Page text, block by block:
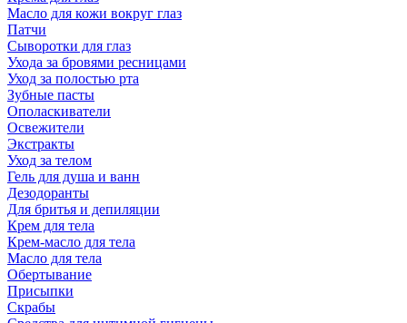
Масло для кожи вокруг глаз
Патчи
Сыворотки для глаз
Ухода за бровями ресницами
Уход за полостью рта
Зубные пасты
Ополаскиватели
Освежители
Экстракты
Уход за телом
Гель для душа и ванн
Дезодоранты
Для бритья и депиляции
Крем для тела
Крем-масло для тела
Масло для тела
Обертывание
Присыпки
Скрабы